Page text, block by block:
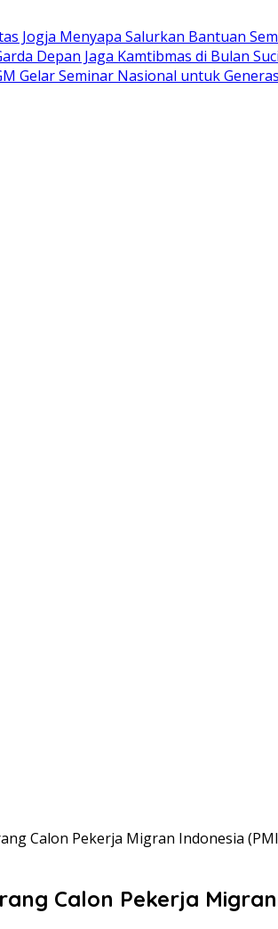
Jogja Menyapa Salurkan Bantuan
Depan Jaga Kamtibmas di Bulan
Gelar Seminar Nasional untuk
Calon Pekerja Migran Indonesia
Calon Pekerja